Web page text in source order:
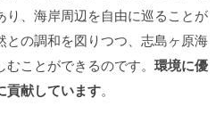
り、海岸周辺を自由に巡ることが
との調和を図りつつ、志島ヶ原海
ことができるのです。 環境に優
貢献しています。